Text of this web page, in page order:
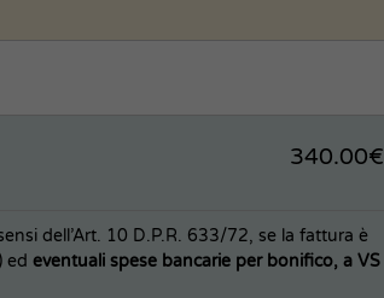
340.00€
dell’Art. 10 D.P.R. 633/72, se la fattura è
ed eventuali spese bancarie per bonifico, a VS